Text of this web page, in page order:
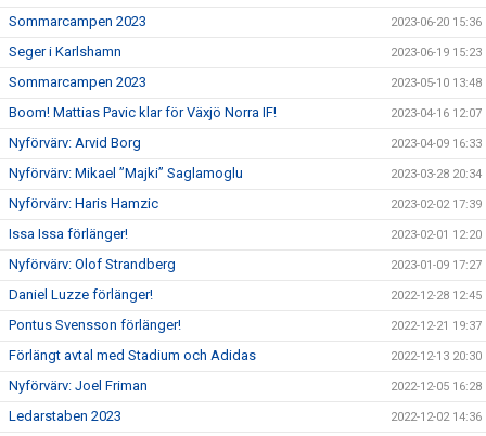
Sommarcampen 2023 2023-06-20 15:36
Seger i Karlshamn 2023-06-19 15:23
Sommarcampen 2023 2023-05-10 13:48
Boom! Mattias Pavic klar för Växjö Norra IF! 2023-04-16 12:07
Nyförvärv: Arvid Borg 2023-04-09 16:33
Nyförvärv: Mikael ”Majki” Saglamoglu 2023-03-28 20:34
Nyförvärv: Haris Hamzic 2023-02-02 17:39
Issa Issa förlänger! 2023-02-01 12:20
Nyförvärv: Olof Strandberg 2023-01-09 17:27
Daniel Luzze förlänger! 2022-12-28 12:45
Pontus Svensson förlänger! 2022-12-21 19:37
Förlängt avtal med Stadium och Adidas 2022-12-13 20:30
Nyförvärv: Joel Friman 2022-12-05 16:28
Ledarstaben 2023 2022-12-02 14:36